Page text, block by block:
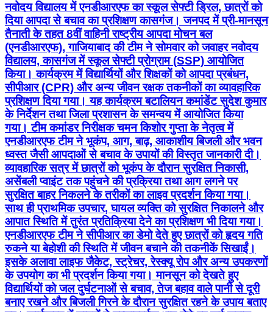
नवोदय विद्यालय में एनडीआरएफ का स्कूल सेफ्टी ड्रिल, छात्रों को
दिया आपदा से बचाव का प्रशिक्षण कासगंज। जनपद में प्री-मानसून
तैनाती के तहत 8वीं वाहिनी राष्ट्रीय आपदा मोचन बल
(एनडीआरएफ), गाजियाबाद की टीम ने सोमवार को जवाहर नवोदय
विद्यालय, कासगंज में स्कूल सेफ्टी प्रोग्राम (SSP) आयोजित
किया। कार्यक्रम में विद्यार्थियों और शिक्षकों को आपदा प्रबंधन,
सीपीआर (CPR) और अन्य जीवन रक्षक तकनीकों का व्यावहारिक
प्रशिक्षण दिया गया। यह कार्यक्रम बटालियन कमांडेंट सुदेश कुमार
के निर्देशन तथा जिला प्रशासन के समन्वय में आयोजित किया
गया। टीम कमांडर निरीक्षक चमन किशोर गुप्ता के नेतृत्व में
एनडीआरएफ टीम ने भूकंप, आग, बाढ़, आकाशीय बिजली और भवन
ध्वस्त जैसी आपदाओं से बचाव के उपायों की विस्तृत जानकारी दी।
व्यावहारिक सत्र में छात्रों को भूकंप के दौरान सुरक्षित निकासी,
असेंबली प्वाइंट तक पहुंचने की प्रक्रिया तथा आग लगने पर
सुरक्षित बाहर निकलने के तरीकों का लाइव प्रदर्शन किया गया।
साथ ही प्राथमिक उपचार, घायल व्यक्ति को सुरक्षित निकालने और
आपात स्थिति में तुरंत प्रतिक्रिया देने का प्रशिक्षण भी दिया गया।
एनडीआरएफ टीम ने सीपीआर का डेमो देते हुए छात्रों को हृदय गति
रुकने या बेहोशी की स्थिति में जीवन बचाने की तकनीकें सिखाईं।
इसके अलावा लाइफ जैकेट, स्ट्रेचर, रेस्क्यू रोप और अन्य उपकरणों
के उपयोग का भी प्रदर्शन किया गया। मानसून को देखते हुए
विद्यार्थियों को जल दुर्घटनाओं से बचाव, तेज बहाव वाले पानी से दूरी
बनाए रखने और बिजली गिरने के दौरान सुरक्षित रहने के उपाय बताए